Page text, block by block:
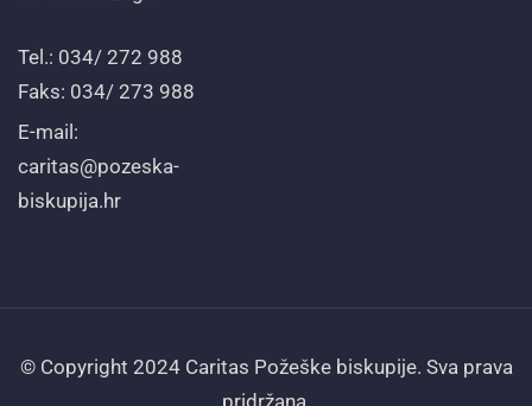
Tel.: 034/ 272 988
Faks: 034/ 273 988
E-mail:
caritas@pozeska-
biskupija.hr
© Copyright 2024 Caritas Požeške biskupije. Sva prava
pridržana.